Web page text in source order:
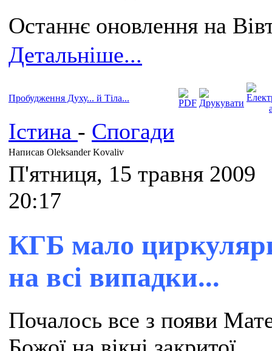
Останнє оновлення на
Детальніше...
Пробудження Духу... й Тіла...
Істина - Спогади
Написав Oleksander Kovaliv
П'ятниця, 15 травня 2009
20:17
КГБ мало
на всі випадки...
Почалось все з появи